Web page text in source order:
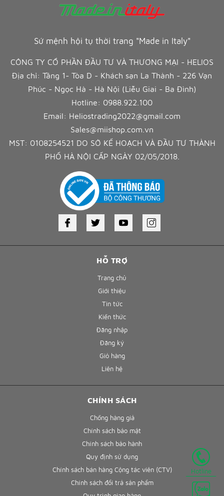
Hotline
HỖ TRỢ
Trang chủ
Giới thiệu
Tin tức
Kiến thức
Đăng nhập
Đăng ký
Giỏ hàng
Liên hệ
Sứ mệnh hội tụ thời trang "Made in Italy"
CÔNG TY CỔ PHẦN ĐẦU TƯ VÀ THƯƠNG MẠI - HELIOS
Địa chỉ: Tầng 1- Tòa D - Khách sạn La Thành - 226 Vạn
Phúc - Ngọc Hà - Hà Nội (Liễu Giai - Ba Đình)
Hotline: 0988.922.100
Email: Heliostrading2022@gmail.com
Sales@miishop.com.vn
MST: 0108254521 DO SỞ KẾ HOẠCH VÀ ĐẦU TƯ THÀNH
PHỐ HÀ NỘI CẤP NGÀY 02/05/2018.
CHÍNH SÁCH
Chống hàng giả
Chính sách bảo mật
Chính sách bảo hành
Quy định sử dụng
Chính sách bán hàng Cộng tác viên (CTV)
Chính sách đổi trả sản phẩm